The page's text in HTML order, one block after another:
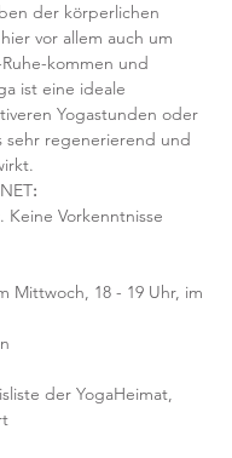
der körperlichen
vor allem auch um
kommen und
ist eine ideale
Yogastunden oder
sehr regenerierend und
:
Vorkenntnisse
Mittwoch, 18 - 19 Uhr, im
der YogaHeimat,